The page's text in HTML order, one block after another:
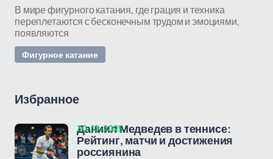
В мире фигурного катания, где грация и техника
переплетаются с бесконечным трудом и эмоциями,
появляются
Фигурное катание
Избранное
Даниил Медведев в теннисе:
Рейтинг, матчи и достижения
россиянина
30-10-2025